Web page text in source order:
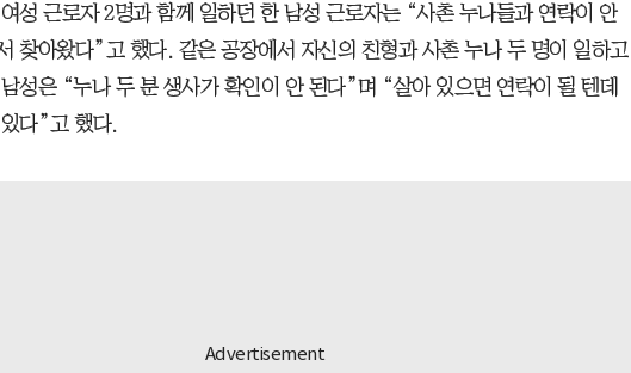
성 근로자 2명과 함께 일하던 한 남성 근로자는 “사촌 누나들과 연락이 안
찾아왔다”고 했다. 같은 공장에서 자신의 친형과 사촌 누나 두 명이 일하고
성은 “누나 두 분 생사가 확인이 안 된다”며 “살아 있으면 연락이 될 텐데
다”고 했다.